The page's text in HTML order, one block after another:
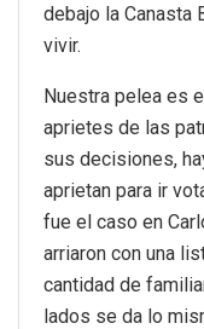
debajo la Canasta
vivir.
Nuestra pelea es
aprietes de las
sus decisiones,
aprietan para ir
fue el caso en
arriaron con una
cantidad de
lados se da lo